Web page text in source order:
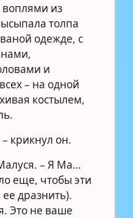
воплями из
толпа
одежде, с
и
– на одной
костылем,
– крикнул он.
– Я Ма…
еще, чтобы эти
дразнить).
Это не ваше